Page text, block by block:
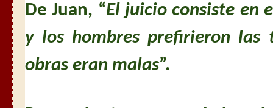
De Juan, “El juicio consiste en
y los hombres prefirieron las
obras eran malas”.